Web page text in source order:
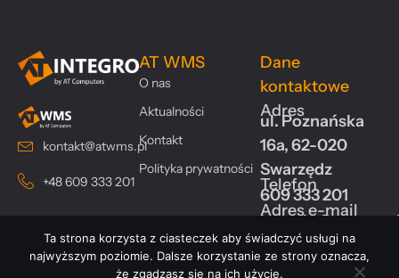
kontakt@atwms.pl
+48 609 333 201
AT WMS
O nas
Aktualności
Kontakt
Polityka prywatności
Dane
kontaktowe
Adres
ul. Poznańska
16a, 62-020
Swarzędz
Telefon
609 333 201
Adres e-mail
Ta strona korzysta z ciasteczek aby świadczyć usługi na
najwyższym poziomie. Dalsze korzystanie ze strony oznacza,
że zgadzasz się na ich użycie.